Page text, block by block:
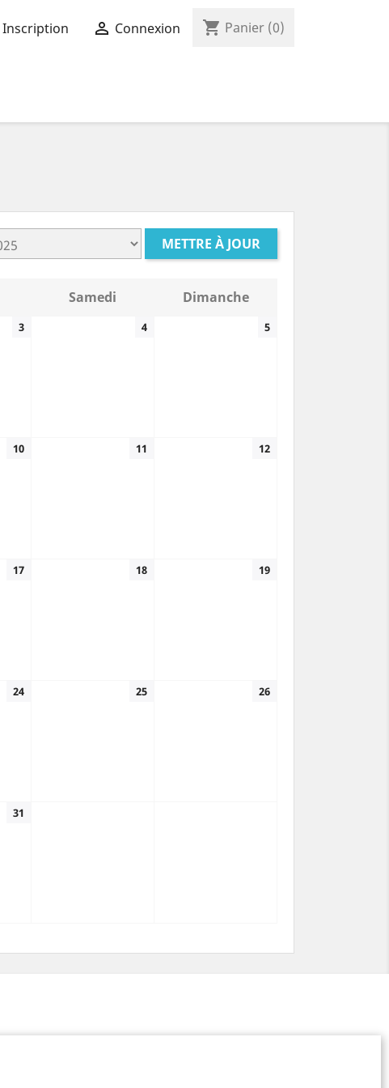
Inscription  Connexion shopping_cart Panier (0)
METTRE À JOUR
Samedi Dimanche
3 4 5
10 11 12
17 18 19
24 25 26
31